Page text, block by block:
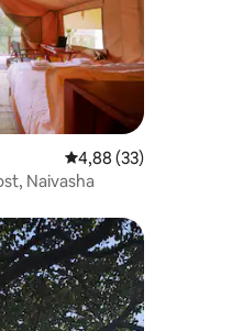
Prosječna ocjena:
4,88 (33)
Naivasha